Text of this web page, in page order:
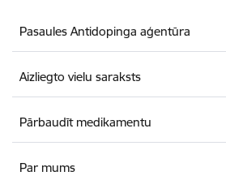
Pasaules Antidopinga aģentūra
Aizliegto vielu saraksts
Pārbaudīt medikamentu
Par mums